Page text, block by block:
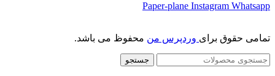
Paper-plane Instagram Whatsapp
تمامی حقوق برای وردپرس من محفوظ می باشد.
جستجو